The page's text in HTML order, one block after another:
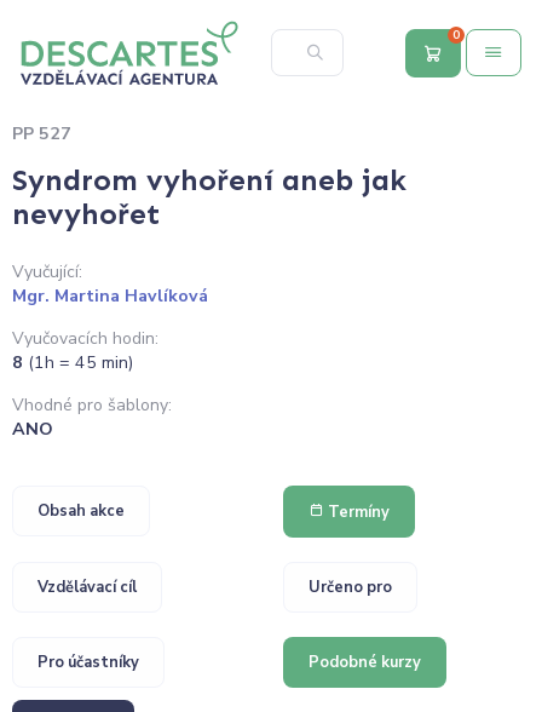
0
PP 527
Syndrom vyhoření aneb jak
nevyhořet
Vyučující:
Mgr. Martina Havlíková
Vyučovacích hodin:
8 (1h = 45 min)
Vhodné pro šablony:
ANO
Obsah akce Termíny
Vzdělávací cíl Určeno pro
Pro účastníky Podobné kurzy